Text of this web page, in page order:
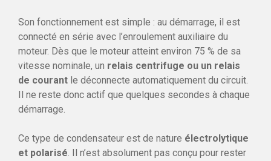
Son fonctionnement est simple : au démarrage, il est
connecté en série avec l’enroulement auxiliaire du
moteur. Dès que le moteur atteint environ 75 % de sa
vitesse nominale, un relais centrifuge ou un relais
de courant le déconnecte automatiquement du circuit.
Il ne reste donc actif que quelques secondes à chaque
démarrage.
Ce type de condensateur est de nature électrolytique
et polarisé. Il n’est absolument pas conçu pour rester